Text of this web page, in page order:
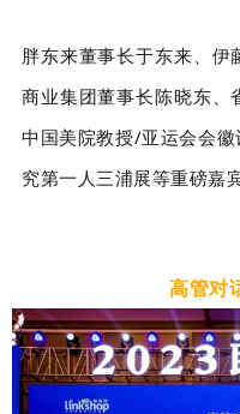
胖东来董事长于东来、伊
商业集团董事长陈晓东、
中国美院教授/亚运会会
究第一人三浦展等重磅嘉
高管对